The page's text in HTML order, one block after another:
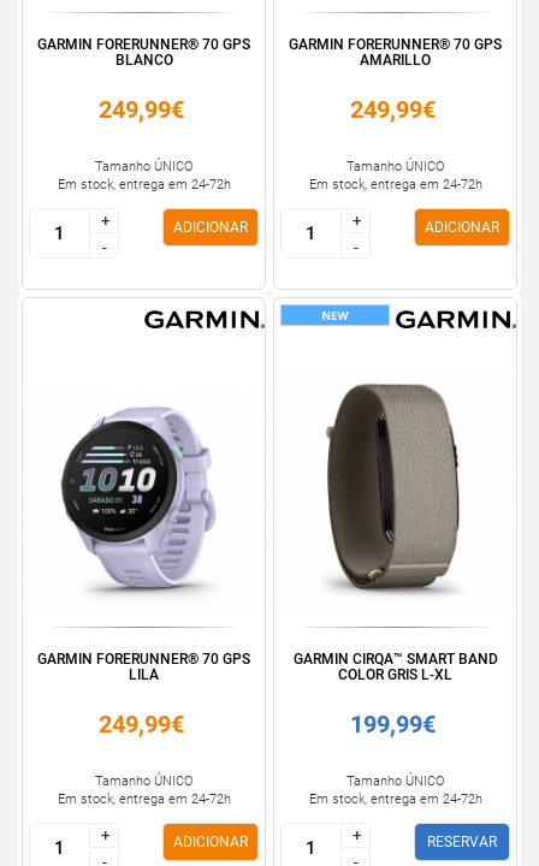
GARMIN FORERUNNER® 70 GPS
BLANCO
249,99€
Tamanho ÚNICO
Em stock, entrega em 24-72h
+
-
+
-
ADICIONAR
GARMIN FORERUNNER® 70 GPS
AMARILLO
249,99€
Tamanho ÚNICO
Em stock, entrega em 24-72h
+
-
+
-
ADICIONAR
GARMIN FORERUNNER® 70 GPS
LILA
249,99€
Tamanho ÚNICO
Em stock, entrega em 24-72h
+
-
+
-
ADICIONAR
GARMIN CIRQA™ SMART BAND
COLOR GRIS L-XL
199,99€
Tamanho ÚNICO
Em stock, entrega em 24-72h
+
-
+
-
RESERVAR